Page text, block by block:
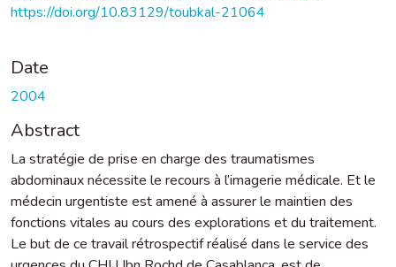
https://doi.org/10.83129/toubkal-21064
Date
2004
Abstract
La stratégie de prise en charge des traumatismes
abdominaux nécessite le recours à l’imagerie médicale. Et le
médecin urgentiste est amené à assurer le maintien des
fonctions vitales au cours des explorations et du traitement.
Le but de ce travail rétrospectif réalisé dans le service des